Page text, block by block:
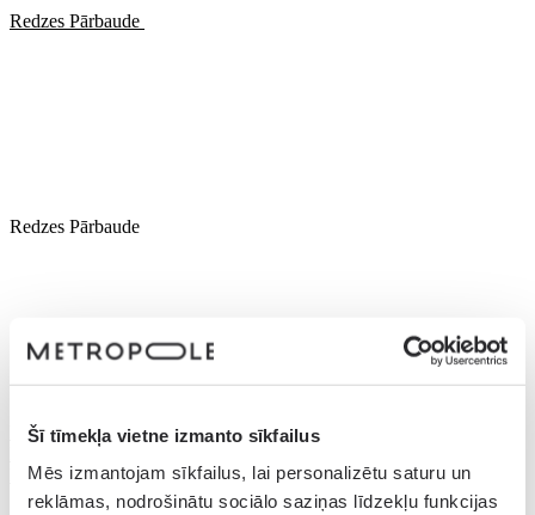
Šī tīmekļa vietne izmanto sīkfailus
Mēs izmantojam sīkfailus, lai personalizētu saturu un
reklāmas, nodrošinātu sociālo saziņas līdzekļu funkcijas
Redzes Pārbaude
Redzes Pārbaude
PIESAKIES REDZES PĀRBAUDEI!
DIGITĀLĀ redzes pārbaude
Kāpēc pasliktinās redze?